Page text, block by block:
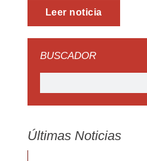
Leer noticia
BUSCADOR
Últimas Noticias